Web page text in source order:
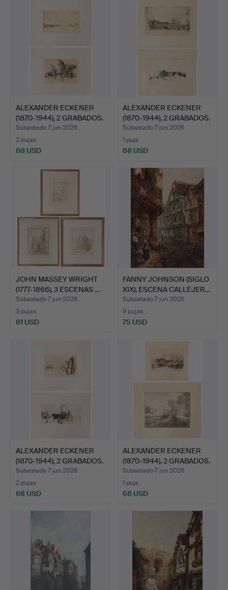
ALEXANDER ECKENER
(1870-1944), 2 GRABADOS.
Subastado 7 jun 2026
2 pujas
68 USD
ALEXANDER ECKENER
(1870-1944), 2 GRABADOS.
Subastado 7 jun 2026
1 puja
68 USD
JOHN MASSEY WRIGHT
(1777-1866), 3 ESCENAS …
Subastado 7 jun 2026
3 pujas
81 USD
FANNY JOHNSON (SIGLO
XIX), ESCENA CALLEJER…
Subastado 7 jun 2026
9 pujas
75 USD
ALEXANDER ECKENER
(1870-1944), 2 GRABADOS.
Subastado 7 jun 2026
2 pujas
68 USD
ALEXANDER ECKENER
(1870-1944), 2 GRABADOS.
Subastado 7 jun 2026
1 puja
68 USD